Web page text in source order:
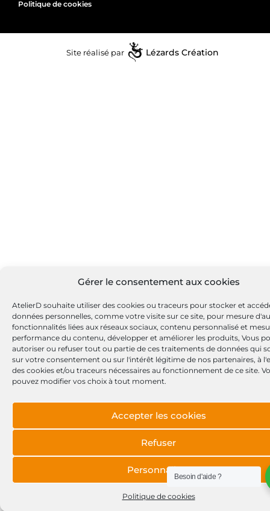
Gérer le consentement aux cookies
AtelierD souhaite utiliser des cookies ou traceurs pour stocker et
données personnelles, comme votre visite sur ce site, pour mesure
fonctionnalités liées aux réseaux sociaux, contenu personnalisé et
performance du contenu, développer et améliorer les produits, Vous
autoriser ou refuser tout ou partie de ces traitements de données qui
sur votre consentement ou sur l'intérêt légitime de nos partenaires, à
des cookies et/ou traceurs nécessaires au fonctionnement de ce site.
pouvez modifier vos choix à tout moment.
Accepter les cookies
Refuser
Personnaliser
Politique de cookies
Politique de cookies
Site réalisé par Lézards Création
Besoin d'aide ?